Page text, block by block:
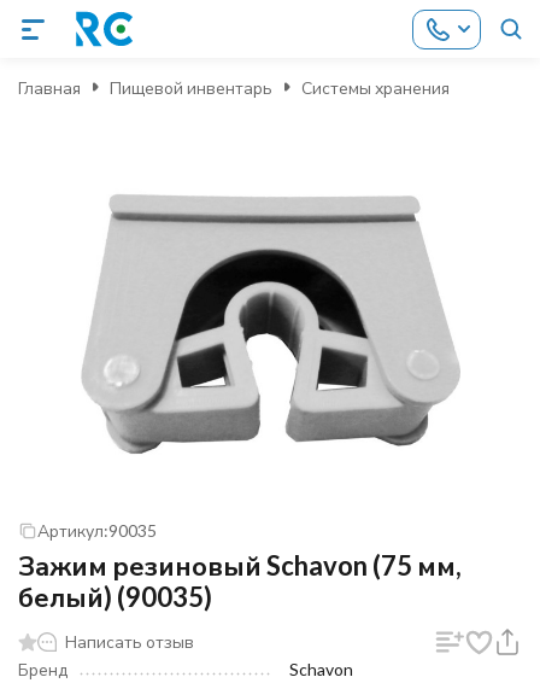
Главная Пищевой инвентарь Системы хранения
Артикул:90035
Зажим резиновый Schavon (75 мм,
белый) (90035)
Написать отзыв
Бренд
Schavon